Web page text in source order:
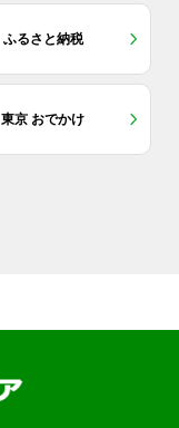
ふるさと納税
東京 おでかけ